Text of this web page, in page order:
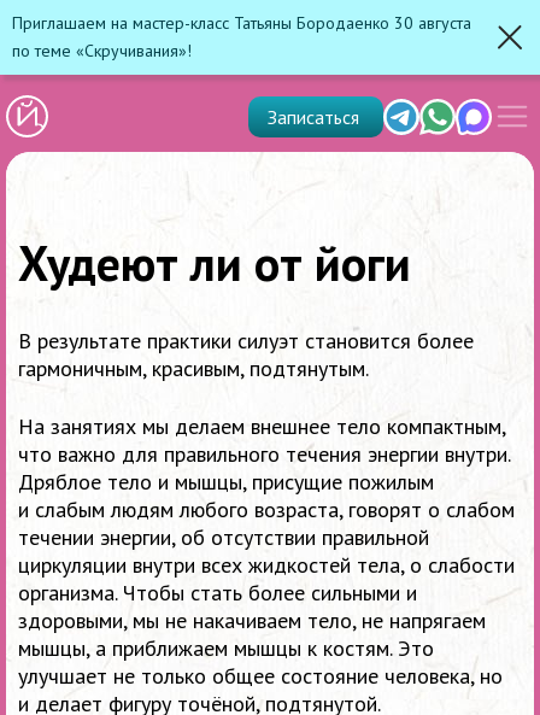
Приглашаем на мастер-класс Татьяны Бородаенко 30 августа
по теме «Скручивания»!
TelegramWhats'app
Max
Записаться
меню
Худеют ли от йоги
В результате практики силуэт становится более
гармоничным, красивым, подтянутым.
На занятиях мы делаем внешнее тело компактным,
что важно для правильного течения энергии внутри.
Дряблое тело и мышцы, присущие пожилым
и слабым людям любого возраста, говорят о слабом
течении энергии, об отсутствии правильной
циркуляции внутри всех жидкостей тела, о слабости
организма. Чтобы стать более сильными и
здоровыми, мы не накачиваем тело, не напрягаем
мышцы, а приближаем мышцы к костям. Это
улучшает не только общее состояние человека, но
и делает фигуру точёной, подтянутой.